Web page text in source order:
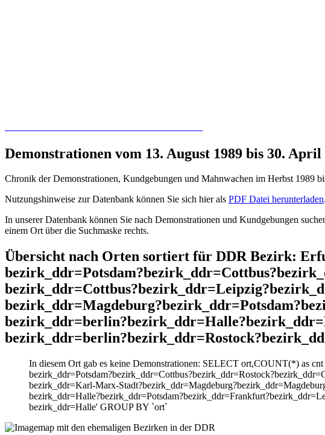
Demonstrationen vom 13. August 1989 bis 30.
Chronik der Demonstrationen, Kundgebungen und Mahnwachen im Herbst 1989
Nutzungshinweise zur Datenbank können Sie sich hier als PDF Datei herunterladen.
In unserer Datenbank können Sie nach Demonstrationen und Kundgebungen
einem Ort über die Suchmaske rechts.
Übersicht nach Orten sortiert für DDR Bezirk:
In diesem Ort gab es keine Demonstrationen: SELECT ort,COUNT(*) as
bezirk_ddr=Karl-Marx-
bezirk_ddr=Halle' GROUP BY `ort`